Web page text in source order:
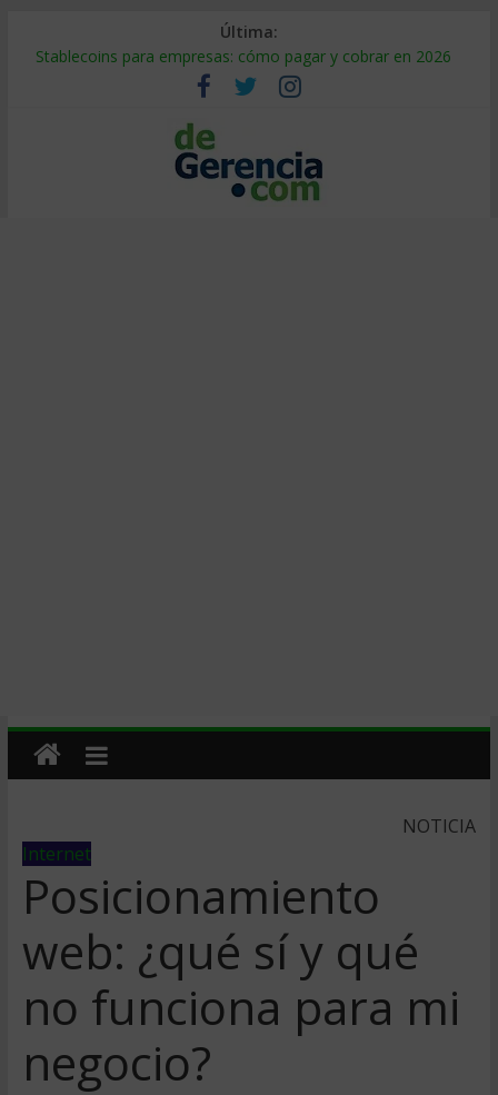
Última:
Stablecoins para empresas: cómo pagar y cobrar en 2026
Despido silencioso: qué es y por qué sale tan caro
IA en selección de personal: cómo auditarla a tiempo
Trabajo forzoso en la cadena de suministro: qué hacer
Mercado hispano de EE. UU.: cómo segmentarlo y venderle
NOTICIA
Internet
Posicionamiento
web: ¿qué sí y qué
no funciona para mi
negocio?